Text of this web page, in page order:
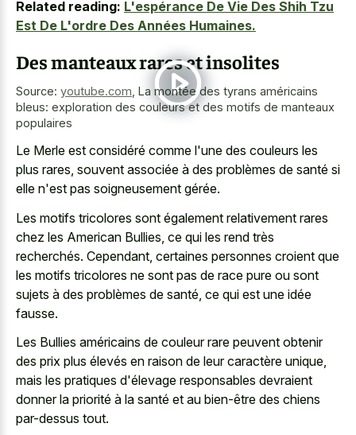
Related reading: L'espérance De Vie Des Shih Tzu
Est De L'ordre Des Années Humaines.
Des manteaux rares et insolites
Source: youtube.com La montée des tyrans américains
bleus: exploration des couleurs et des motifs de manteaux
populaires
Le Merle est considéré comme l'une des couleurs les
plus rares, souvent associée à des problèmes de santé si
elle n'est pas soigneusement gérée.
Les motifs tricolores sont également relativement rares
chez les American Bullies, ce qui les rend très
recherchés. Cependant, certaines personnes croient que
les motifs tricolores ne sont pas de race pure ou sont
sujets à des problèmes de santé, ce qui est une idée
fausse.
Les Bullies américains de couleur rare peuvent obtenir
des prix plus élevés en raison de leur caractère unique,
mais les pratiques d'élevage responsables devraient
donner la priorité à la santé et au bien-être des chiens
par-dessus tout.